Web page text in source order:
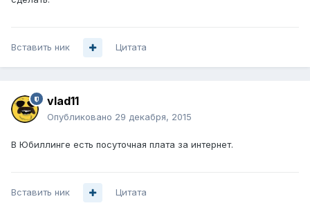
Вставить ник Цитата
vlad11
Опубликовано 29 декабря, 2015
В Юбиллинге есть посуточная плата за интернет.
Вставить ник Цитата